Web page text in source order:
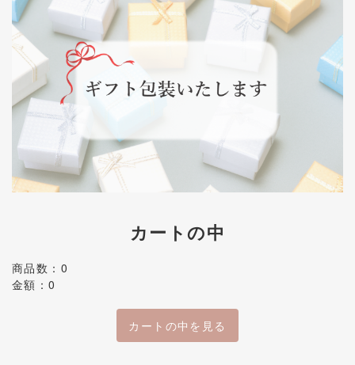
カートの中
商品数：0
金額：0
カートの中を見る